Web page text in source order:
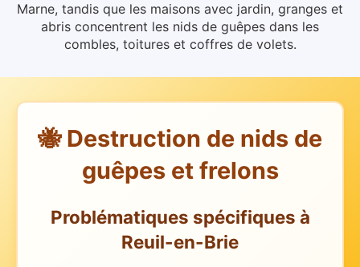
Marne, tandis que les maisons avec jardin, granges et
abris concentrent les nids de guêpes dans les
combles, toitures et coffres de volets.
🐝 Destruction de nids de
guêpes et frelons
Problématiques spécifiques à
Reuil-en-Brie